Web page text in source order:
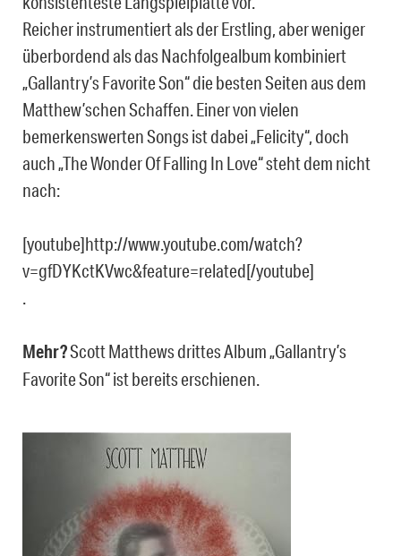
Reicher instrumentiert als der Erstling, aber weniger
überbordend als das Nachfolgealbum kombiniert
„Gallantry’s Favorite Son“ die besten Seiten aus dem
Matthew’schen Schaffen. Einer von vielen
bemerkenswerten Songs ist dabei „Felicity“, doch
auch „The Wonder Of Falling In Love“ steht dem nicht
nach:
[youtube]http://www.youtube.com/watch?
v=gfDYKctKVwc&feature=related[/youtube]
.
Mehr?Scott Matthews drittes Album „Gallantry’s
Favorite Son“ ist bereits erschienen.